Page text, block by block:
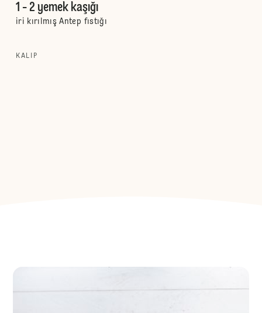
1 - 2 yemek kaşığı
iri kırılmış Antep fıstığı
KALIP